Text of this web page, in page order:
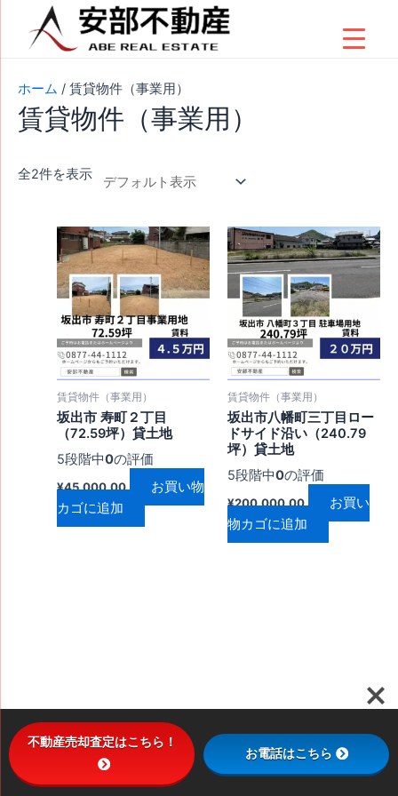
ホーム / 賃貸物件（事業用）
賃貸物件（事業用）
全2件を表示
賃貸物件（事業用）
坂出市 寿町２丁目
（72.59坪）貸土地
5段階中0の評価
¥45,000.00
お買い物
カゴに追加
賃貸物件（事業用）
坂出市八幡町三丁目ロー
ドサイド沿い（240.79
坪）貸土地
5段階中0の評価
¥200,000.00
お買い
物カゴに追加
不動産売却査定はこちら！
お電話はこちら